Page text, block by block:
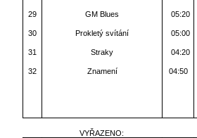
29 GM Blues 05:20
30 Prokletý svítání 05:00
31 Straky 04:20
32 Znamení 04:50
VYŘAZENO: